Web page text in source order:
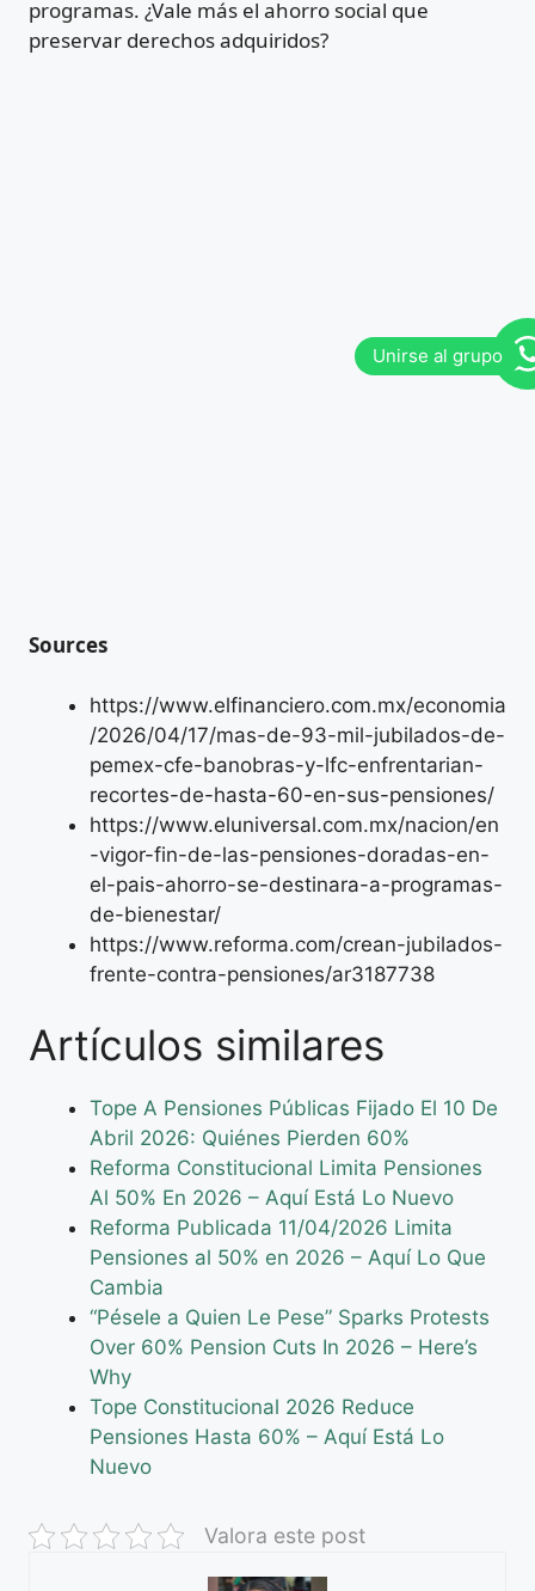
programas. ¿Vale más el ahorro social que
preservar derechos adquiridos?
Sources
https://www.elfinanciero.com.mx/economia
/2026/04/17/mas-de-93-mil-jubilados-de-
pemex-cfe-banobras-y-lfc-enfrentarian-
recortes-de-hasta-60-en-sus-pensiones/
https://www.eluniversal.com.mx/nacion/en
-vigor-fin-de-las-pensiones-doradas-en-
el-pais-ahorro-se-destinara-a-programas-
de-bienestar/
https://www.reforma.com/crean-jubilados-
frente-contra-pensiones/ar3187738
Artículos similares
Tope A Pensiones Públicas Fijado El 10 De
Abril 2026: Quiénes Pierden 60%
Reforma Constitucional Limita Pensiones
Al 50% En 2026 – Aquí Está Lo Nuevo
Reforma Publicada 11/04/2026 Limita
Pensiones al 50% en 2026 – Aquí Lo Que
Cambia
“Pésele a Quien Le Pese” Sparks Protests
Over 60% Pension Cuts In 2026 – Here’s
Why
Tope Constitucional 2026 Reduce
Pensiones Hasta 60% – Aquí Está Lo
Nuevo
Valora este post